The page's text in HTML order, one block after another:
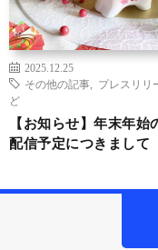
2025.12.25
その他の記事
プレスリリ
ど
【お知らせ】年末年始
配信予定につきまして